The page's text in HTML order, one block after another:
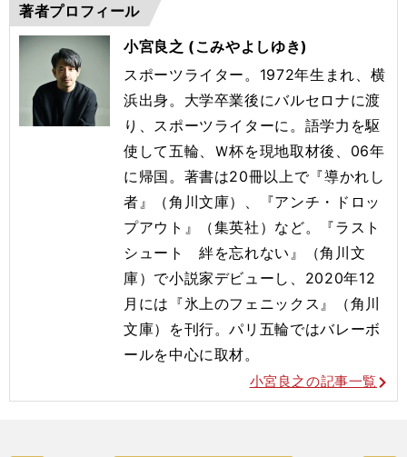
著者プロフィール
小宮良之 (こみやよしゆき)
スポーツライター。1972年生まれ、横
浜出身。大学卒業後にバルセロナに渡
り、スポーツライターに。語学力を駆
使して五輪、Ｗ杯を現地取材後、06年
に帰国。著書は20冊以上で『導かれし
者』（角川文庫）、『アンチ・ドロッ
プアウト』（集英社）など。『ラスト
シュート 絆を忘れない』（角川文
庫）で小説家デビューし、2020年12
月には『氷上のフェニックス』（角川
文庫）を刊行。パリ五輪ではバレーボ
ールを中心に取材。
小宮良之の記事一覧